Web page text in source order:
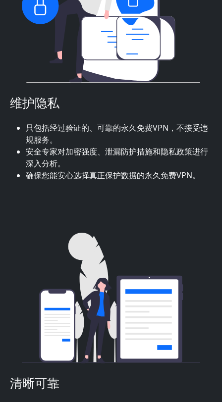
维护隐私
只包括经过验证的、可靠的永久免费VPN，不接受违
规服务。
安全专家对加密强度、泄漏防护措施和隐私政策进行
深入分析。
确保您能安心选择真正保护数据的永久免费VPN。
清晰可靠